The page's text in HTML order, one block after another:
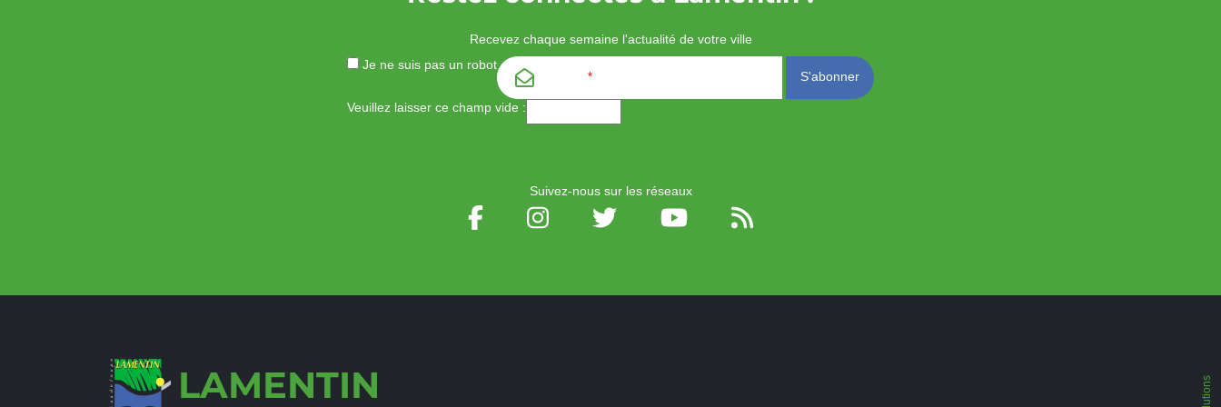
LAMENTIN
Recevez chaque semaine l'actualité de votre ville
Je ne suis pas un robot
*
Veuillez laisser ce champ vide :
Suivez-nous sur les réseaux